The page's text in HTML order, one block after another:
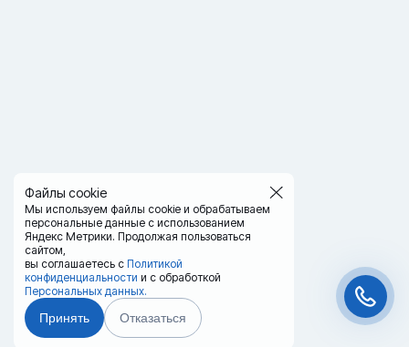
Файлы cookie
Мы используем файлы cookie и обрабатываем
персональные данные с использованием
Яндекс Метрики. Продолжая пользоваться
сайтом,
вы соглашаетесь с Политикой
конфиденциальности и с обработкой
Персональных данных.
Принять Отказаться